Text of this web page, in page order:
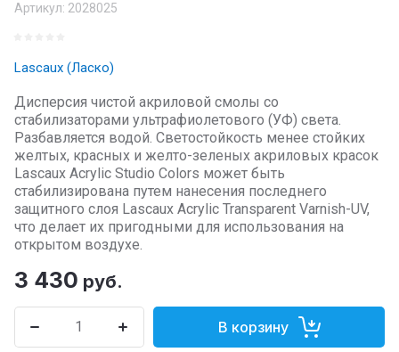
Артикул: 2028025
Lascaux (Ласко)
Дисперсия чистой акриловой смолы со
стабилизаторами ультрафиолетового (УФ) света.
Разбавляется водой. Светостойкость менее стойких
желтых, красных и желто-зеленых акриловых красок
Lascaux Acrylic Studio Colors может быть
стабилизирована путем нанесения последнего
защитного слоя Lascaux Acrylic Transparent Varnish-UV,
что делает их пригодными для использования на
открытом воздухе.
3 430 руб.
В корзину